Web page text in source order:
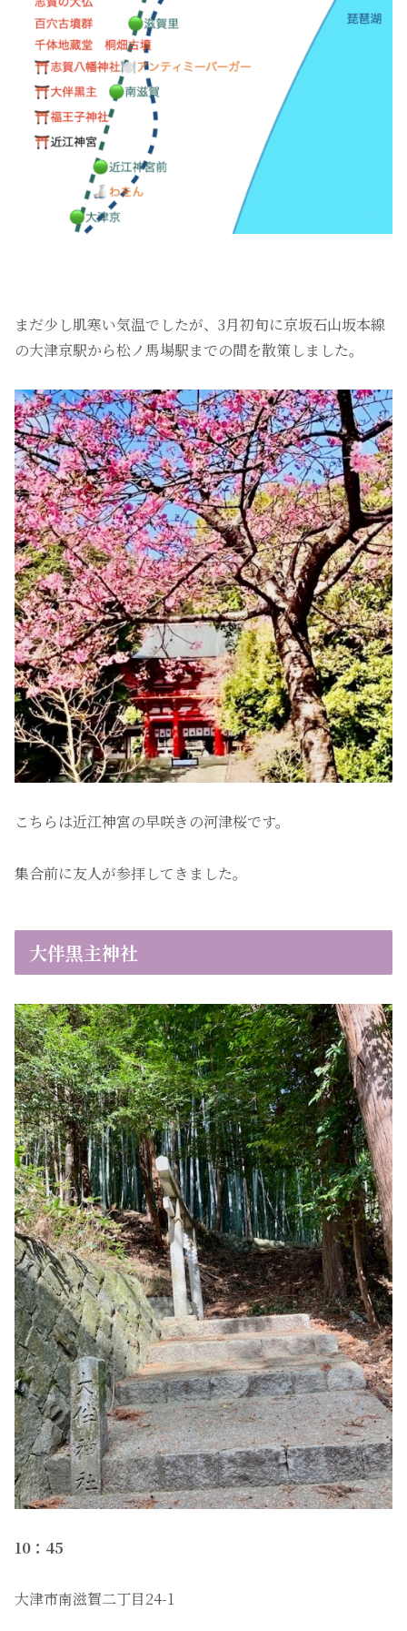
まだ少し肌寒い気温でしたが、3月初旬に京坂石山坂本線
の大津京駅から松ノ馬場駅までの間を散策しました。
こちらは近江神宮の早咲きの河津桜です。
集合前に友人が参拝してきました。
大伴黒主神社
10：45
大津市南滋賀二丁目24-1